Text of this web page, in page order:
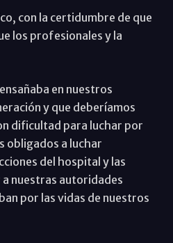
con la certidumbre de que
los profesionales y la
en nuestros
y que deberíamos
dificultad para luchar por
obligados a luchar
del hospital y las
nuestras autoridades
por las vidas de nuestros